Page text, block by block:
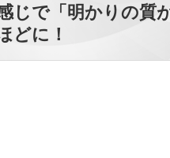
じで「明かりの質
どに！